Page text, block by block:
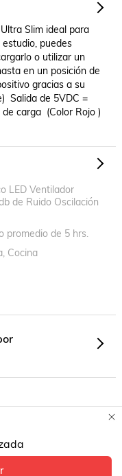
Slim ideal para
puedes
o utilizar un
en un posición de
gracias a su
Salida de 5VDC =
carga  (Color Rojo )
LED Ventilador
de Ruido Oscilación
promedio de 5 hrs.
Cocina